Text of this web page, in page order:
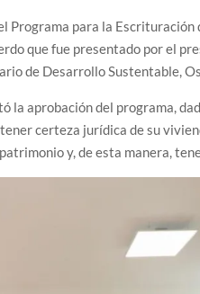
Programa para la Escrituración
que fue presentado por el
de Desarrollo Sustentable,
la aprobación del programa,
certeza jurídica de su
y, de esta manera,